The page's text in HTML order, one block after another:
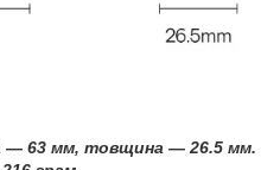
— 63 мм, товщина — 26.5 мм.